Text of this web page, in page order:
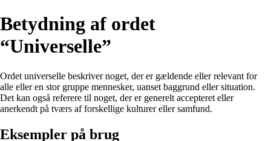
Betydning af ordet
“Universelle”
Ordet universelle beskriver noget, der er gældende eller relevant for
alle eller en stor gruppe mennesker, uanset baggrund eller situation.
Det kan også referere til noget, der er generelt accepteret eller
anerkendt på tværs af forskellige kulturer eller samfund.
Eksempler på brug